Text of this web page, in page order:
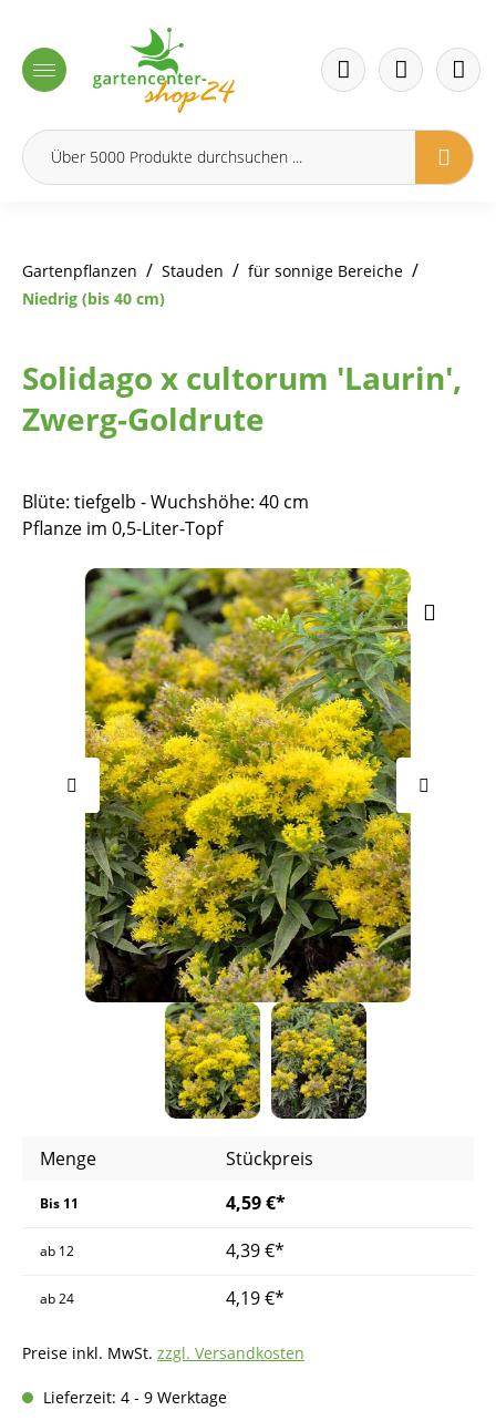
Gartenpflanzen / Stauden / für sonnige Bereiche /
Niedrig (bis 40 cm)
Solidago x cultorum 'Laurin',
Zwerg-Goldrute
Blüte: tiefgelb - Wuchshöhe: 40 cm
Pflanze im 0,5-Liter-Topf
Menge Stückpreis
Bis 11 4,59 €*
ab 12 4,39 €*
ab24 4,19 €*
Preise inkl. MwSt. zzgl. Versandkosten
Lieferzeit: 4 - 9 Werktage